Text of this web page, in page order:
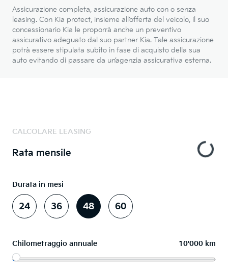
Assicurazione completa, assicurazione auto con o senza
leasing. Con Kia protect, insieme all’offerta del veicolo, il suo
concessionario Kia le proporrà anche un preventivo
assicurativo adeguato dal suo partner Kia. Tale assicurazione
potrà essere stipulata subito in fase di acquisto della sua
auto evitando di passare da un’agenzia assicurativa esterna.
CALCOLARE LEASING
Rata mensile
Durata in mesi
24 36 48 60
Chilometraggio annuale 10'000 km